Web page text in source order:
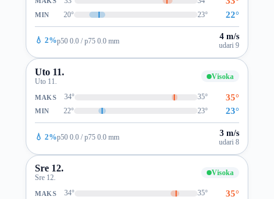
MIN 20° 23° 22°
💧 2%p50 0.0 / p75 0.0 mm 4 m/s
udari 9
Uto 11.
Uto 11.
Visoka
MAKS 34° 35° 35°
MIN 22° 23° 23°
💧 2%p50 0.0 / p75 0.0 mm 3 m/s
udari 8
Sre 12.
Sre 12.
Visoka
MAKS 34° 35° 35°